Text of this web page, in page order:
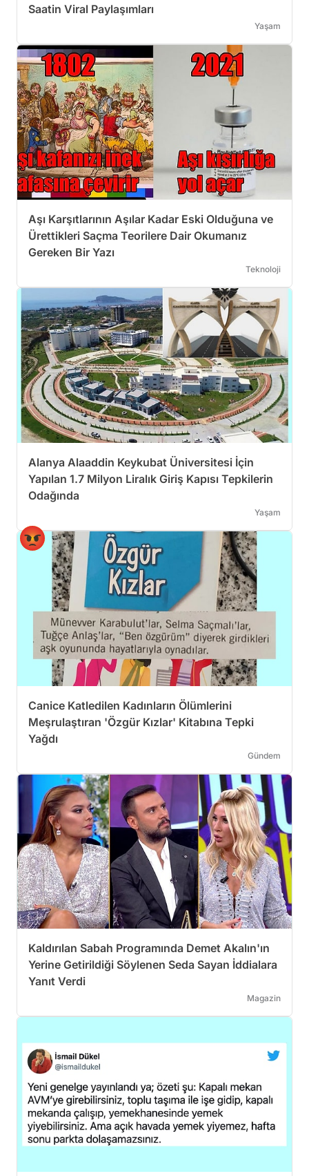
Saatin Viral Paylaşımları
Yaşam
Aşı Karşıtlarının Aşılar Kadar Eski Olduğuna ve
Ürettikleri Saçma Teorilere Dair Okumanız
Gereken Bir Yazı
Teknoloji
Alanya Alaaddin Keykubat Üniversitesi İçin
Yapılan 1.7 Milyon Liralık Giriş Kapısı Tepkilerin
Odağında
Yaşam
Canice Katledilen Kadınların Ölümlerini
Meşrulaştıran 'Özgür Kızlar' Kitabına Tepki
Yağdı
Gündem
Kaldırılan Sabah Programında Demet Akalın'ın
Yerine Getirildiği Söylenen Seda Sayan İddialara
Yanıt Verdi
Magazin